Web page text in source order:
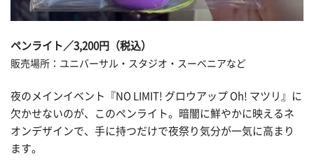
ペンライト／3,200円（税込）
販売場所：ユニバーサル・スタジオ・スーベニアなど
夜のメインイベント『NO LIMIT! グロウアップ Oh! マツリ』に
欠かせないのが、このペンライト。暗闇に鮮やかに映えるネ
オンデザインで、手に持つだけで夜祭り気分が一気に高まり
ます。